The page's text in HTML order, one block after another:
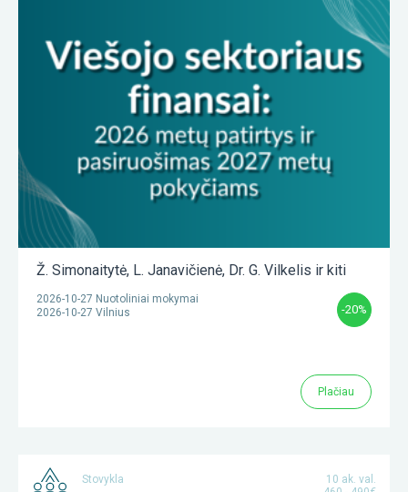
Ž. Simonaitytė, L. Janavičienė, Dr. G. Vilkelis ir kiti
2026-10-27 Nuotoliniai mokymai
2026-10-27 Vilnius
-20%
Plačiau
Stovykla
10 ak. val.